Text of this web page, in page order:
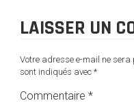
LAISSER UN
Votre adresse e-mail ne sera
sont indiqués avec *
Commentaire *